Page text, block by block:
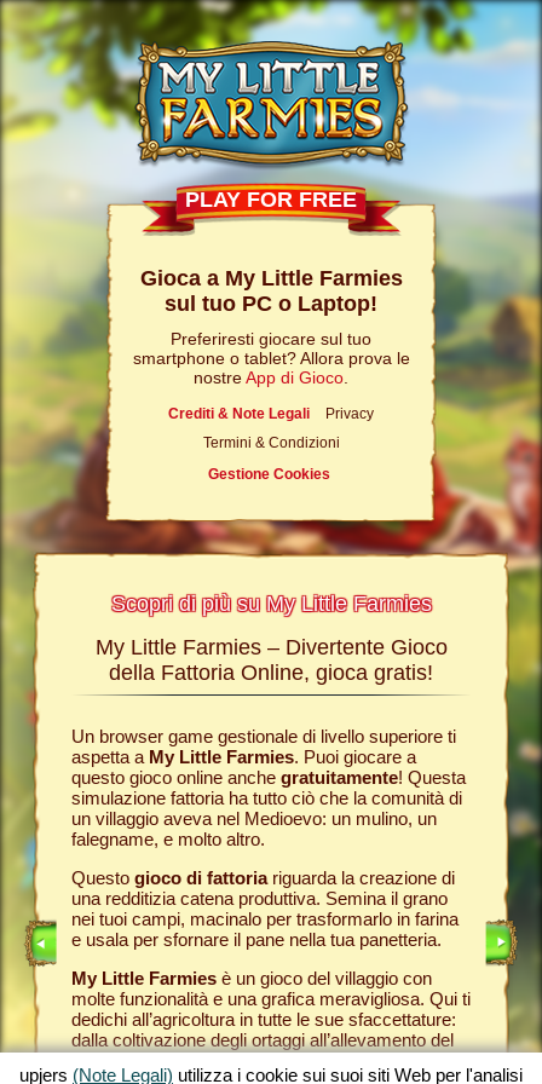
PLAY FOR FREE
Gioca a My Little Farmies
sul tuo PC o Laptop!
Preferiresti giocare sul tuo
smartphone o tablet? Allora prova le
nostreApp di Gioco
Crediti & Note Legali
Privacy
Termini & Condizioni
Gestione Cookies
Scopri di più su My Little Farmies
Nelle
nostro
sui
My Little Farmies – Divertente Gioco
della Fattoria Online, gioca gratis!
Un browser game gestionale di livello superiore ti
aspetta a My Little Farmies. Puoi giocare a
questo gioco online anche gratuitamente! Questa
simulazione fattoria ha tutto ciò che la comunità di
un villaggio aveva nel Medioevo: un mulino, un
falegname, e molto altro.
Questo gioco di fattoriariguarda la creazione di
una redditizia catena produttiva. Semina il grano
nei tuoi campi, macinalo per trasformarlo in farina
e usala per sfornare il pane nella tua panetteria.
My Little Farmiesè un gioco del villaggio con
molte funzionalità e una grafica meravigliosa. Qui ti
dedichi all’agricoltura in tutte le sue sfaccettature:
dalla coltivazione degli ortaggi all’allevamento del
Tutto
nella
Per
nella
Come
ti
che
gran
creato
My
gioco
upjers (Note Legali) utilizza i cookie sui suoi siti Web per l'analisi